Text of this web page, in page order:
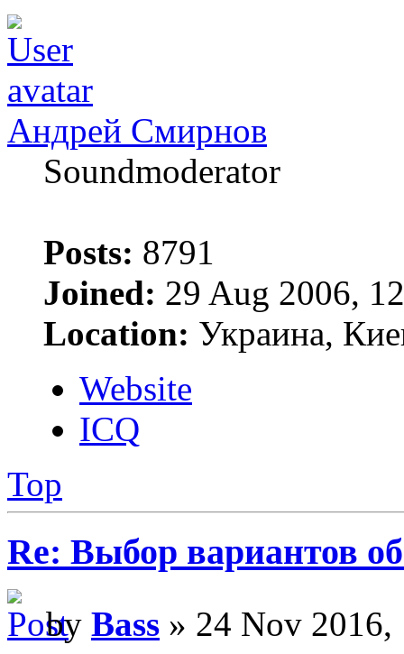
Андрей Смирнов
Soundmoderator
Posts: 8791
Joined: 29 Aug 2006,
Location: Украина,
Website
ICQ
Top
Re: Выбор вариантов
by Bass » 24 Nov 2016,